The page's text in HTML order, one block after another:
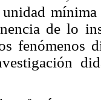
de lo
fenómenos